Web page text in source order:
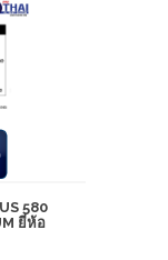
580
ยี่ห้อ